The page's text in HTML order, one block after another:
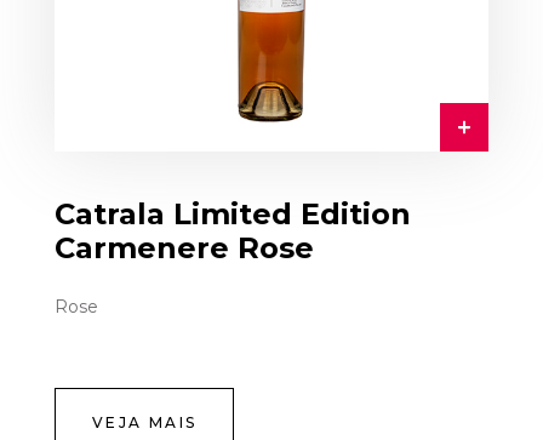
Catrala Limited Edition
Carmenere Rose
Rose
VEJA MAIS